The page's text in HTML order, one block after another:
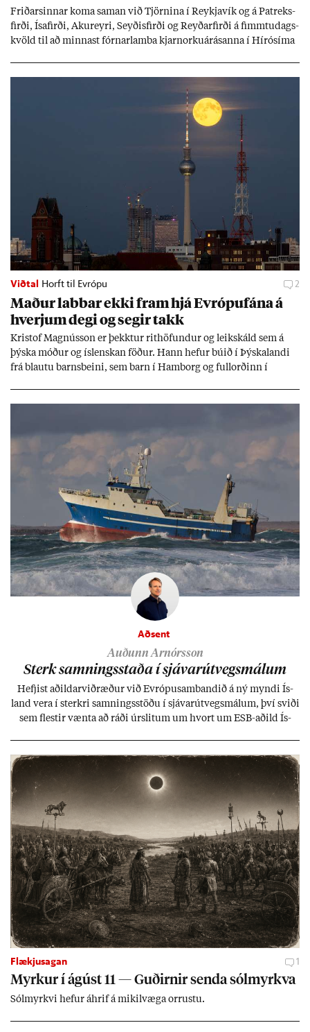
Frið­arsinn­ar koma sam­an við Tjörn­ina í Reykja­vík og á Pat­reks­
firði, Ísa­firði, Ak­ur­eyri, Seyð­is­firði og Reyð­ar­firði á fimmtu­dags­
kvöld til að minn­ast fórn­ar­lamba kjarn­orku­árás­anna í Hírósíma
Viðtal Horft til Evrópu 2
Mað­ur labb­ar ekki fram hjá Evr­ópuf­ána á
hverj­um degi og seg­ir takk
Kri­stof Magnús­son er þekkt­ur rit­höf­und­ur og leik­skáld sem á
þýska móð­ur og ís­lensk­an föð­ur. Hann hef­ur bú­ið í Þýskalandi
frá blautu barns­beini, sem barn í Ham­borg og full­orð­inn í
Aðsent
Auðunn Arnórsson
Sterk samn­ings­staða í sjáv­ar­út­vegs­mál­um
Hefj­ist að­ild­ar­við­ræð­ur við Evr­ópu­sam­band­ið á ný myndi Ís­
land vera í sterkri samn­ings­stöðu í sjáv­ar­út­vegs­mál­um, því sviði
sem flest­ir vænta að ráði úr­slit­um um hvort um ESB-að­ild Ís­
kerfi, en sveigj­an­leiki til lausna er um­tals­verð­ur.
Flækjusagan 1
Myrk­ur í ág­úst 11 — Guð­irn­ir senda sól­myrkva
Sól­myrkvi hef­ur áhrif á mik­il­væga orr­ustu.